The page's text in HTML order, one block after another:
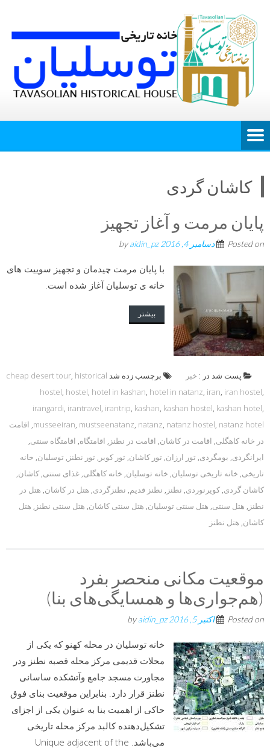
کاشان گردی
پایان مرمت و آغاز تجهیز
Posted on دسامبر 4, 2016 by
aidin_pz
با پایان مرمت چیدمان و تجهیز سوییت های
خانه ی توسلیان آغاز شده است.
بیشتر
پست شد در : خبر برچسب زده شد cheap desert tour, historical
hostel, hostel, hotel in kashan, hotel in natanz, iran, iran hostel,
irangardi, irantravel, irantrip, kashan, kashan hostel, kashan hotel,
musseeiran, mustseenatanz, natanz, natanz hostel, natanz hotel
, اقامت
در خانه کاهگلی, اقامت در کاشان, اقامت در نطنز , اقامتگاه, اقامتگاه سنتی,
ایرانگردی, بومگردی, تور ارزان, تور کاشان, تور کویر , تور نطنز , توسلیان, خانه
تاریخی, خانه تاریخی توسلیان, خانه توسلیان, خانه کاهگلی, غذای سنتی, کاشان,
کاشان گردی, کویرنوردی, نطنز , نطنز قدیم, نطنزگردی, هتل در کاشان, هتل در
نطنز , هتل سنتی, هتل سنتی توسلیان, هتل سنتی کاشان, هتل سنتی نطنز , هتل
کاشان, هتل نطنز
موقعیت مکانی منحصر بفرد
(هم‌جواری‌ها و همسایگی‌های بنا)
Posted on اکتبر 5, 2016 by
aidin_pz
خانه توسلیان در محله کهنو که یکی از
محلات قدیمی مرکز محله قصبه نطنز ودر
مجاورت مسجد جامع وآتشکده ساسانی
نطنز قرار دارد. بنابراین موقعیت بنای فوق
حاکی از اهمیت بنا به عنوان یکی از اجزای
تشکیل‌دهنده کالبد مرکز محله تاریخی
می‌باشد. Unique adjacent of the